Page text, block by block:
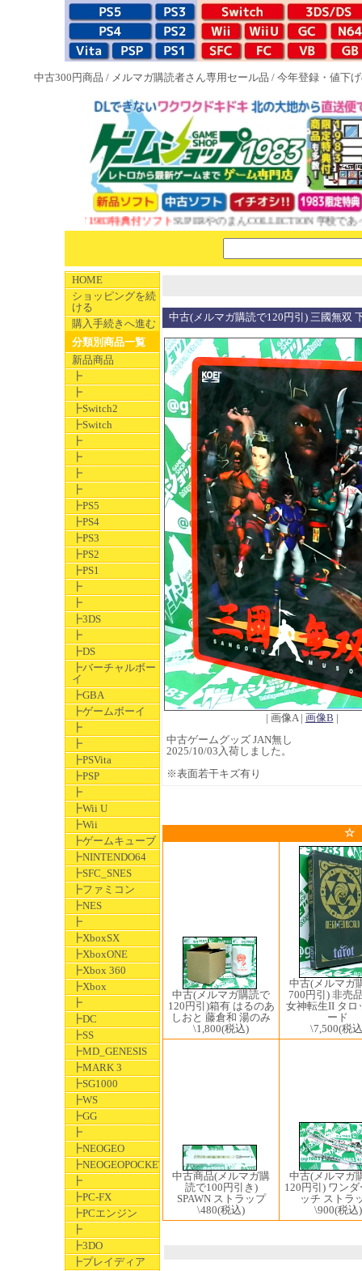
中古300円商品 / メルマガ購読者さん専用セール品 / 今年登録・値下
NEW 1983特典付ソフトSUPERやのまんCOLLECTION 学校であった
HOME
ショッピングを続
ける
購入手続きへ進む
分類別商品一覧
新品商品
┣
┣
┣Switch2
┣Switch
┣
┣
┣
┣
┣PS5
┣PS4
┣PS3
┣PS2
┣PS1
┣
┣
┣3DS
┣
┣DS
┣バーチャルボー
イ
┣GBA
┣ゲームボーイ
┣
┣
┣PSVita
┣PSP
┣
┣Wii U
┣Wii
┣ゲームキューブ
┣NINTENDO64
┣SFC_SNES
┣ファミコン
┣NES
┣
┣XboxSX
┣XboxONE
┣Xbox 360
┣Xbox
┣
┣DC
┣SS
┣MD_GENESIS
┣MARK 3
┣SG1000
┣WS
┣GG
┣
┣NEOGEO
┣NEOGEOPOCKET
┣
┣PC-FX
┣PCエンジン
┣
┣3DO
┣プレイディア
中古(メルマガ購読で120円引) 三國無双
| 画像A | 画像B |
中古ゲームグッズ JAN無し
2025/10/03入荷しました。
※表面若干キズ有り
☆
中古(メルマガ購読で
120円引)箱有 はるのあ
しおと 藤倉和 湯のみ
\1,800(税込)
中古(メルマガ
700円引) 非売
女神転生II タロ
ード
\7,500(税
中古商品(メルマガ購
読で100円引き)
SPAWN ストラップ
\480(税込)
中古(メルマガ
120円引) ワン
ッチ ストラ
\900(税込)